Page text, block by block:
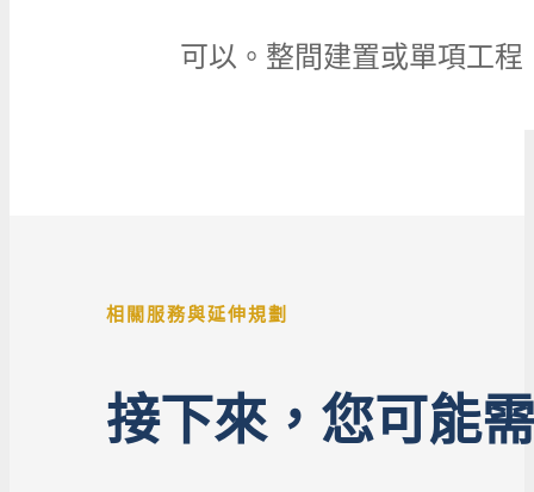
可以。整間建置或單項工
相關服務與延伸規劃
接下來，您可能